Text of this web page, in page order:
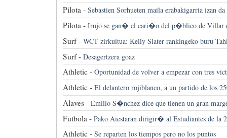
Pilota - Sebastien Sorhueten maila erabakigarria izan
Pilota - Irujo se gan� el cari�o del p�blico de Villar
Surf - WCT zirkuitua: Kelly Slater rankingeko buru
Surf - Desagertzera goaz
Athletic - Oportunidad de volver a empezar con tres
Athletic - El delantero rojiblanco, a un partido de los
Alaves - Emilio S�nchez dice que tienen un gran
Futbola - Pako Aiestaran dirigir� al Estudiantes de la
Athletic - Se reparten los tiempos pero no los puntos